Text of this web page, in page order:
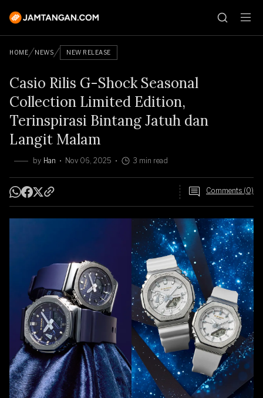
HOME NEWS NEW RELEASE
Casio Rilis G-Shock Seasonal
Collection Limited Edition,
Terinspirasi Bintang Jatuh dan
Langit Malam
by Han Nov 06, 2025 3 min read
Comments (0)